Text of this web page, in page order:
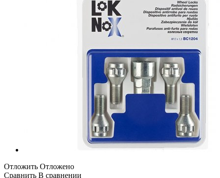
Отложить Отложено
Сравнить В сравнении